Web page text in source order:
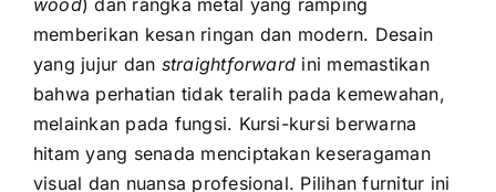
memberikan kesan ringan dan modern. Desain
yang jujur dan straightforward ini memastikan
bahwa perhatian tidak teralih pada kemewahan,
melainkan pada fungsi. Kursi-kursi berwarna
hitam yang senada menciptakan keseragaman
visual dan nuansa profesional. Pilihan furnitur ini